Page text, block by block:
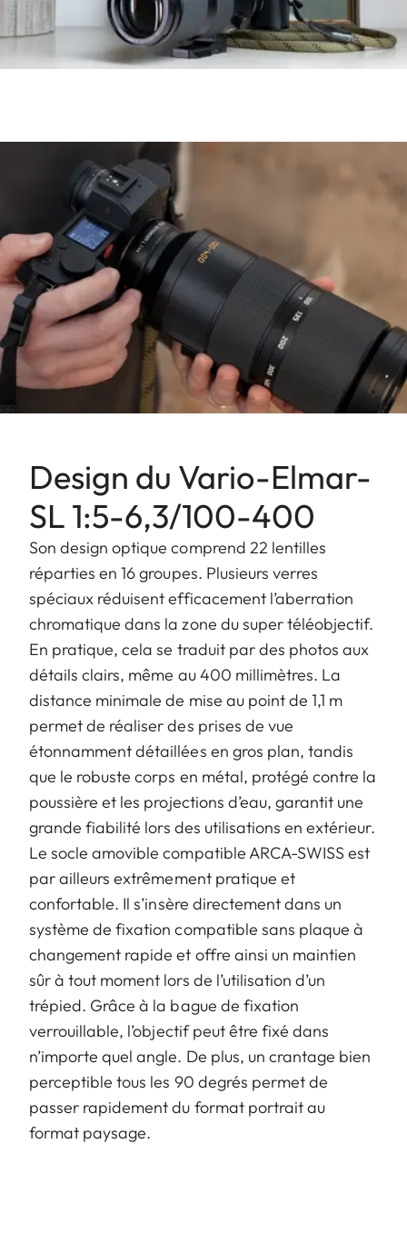
Design du Vario-Elmar-
SL 1:5-6,3/100-400
Son design optique comprend 22 lentilles
réparties en 16 groupes. Plusieurs verres
spéciaux réduisent efficacement l’aberration
chromatique dans la zone du super téléobjectif.
En pratique, cela se traduit par des photos aux
détails clairs, même au 400 millimètres. La
distance minimale de mise au point de 1,1 m
permet de réaliser des prises de vue
étonnamment détaillées en gros plan, tandis
que le robuste corps en métal, protégé contre la
poussière et les projections d’eau, garantit une
grande fiabilité lors des utilisations en extérieur.
Le socle amovible compatible ARCA-SWISS est
par ailleurs extrêmement pratique et
confortable. Il s’insère directement dans un
système de fixation compatible sans plaque à
changement rapide et offre ainsi un maintien
sûr à tout moment lors de l’utilisation d’un
trépied. Grâce à la bague de fixation
verrouillable, l’objectif peut être fixé dans
n’importe quel angle. De plus, un crantage bien
perceptible tous les 90 degrés permet de
passer rapidement du format portrait au
format paysage.